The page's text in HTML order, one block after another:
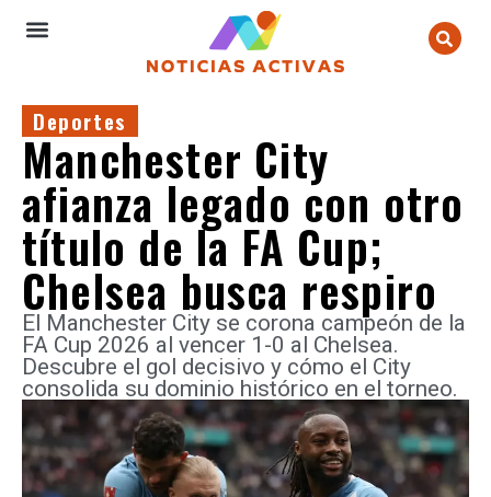
Deportes
Manchester City
afianza legado con otro
título de la FA Cup;
Chelsea busca respiro
El Manchester City se corona campeón de la
FA Cup 2026 al vencer 1-0 al Chelsea.
Descubre el gol decisivo y cómo el City
consolida su dominio histórico en el torneo.